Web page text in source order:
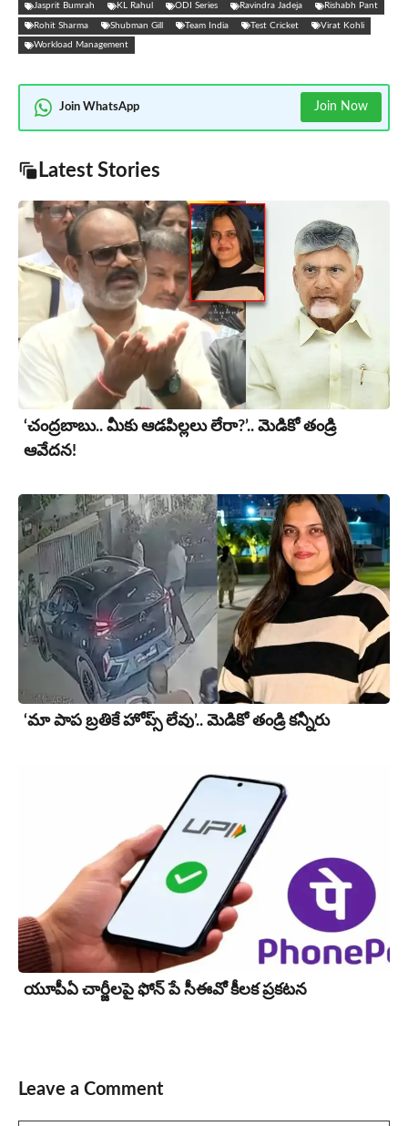
Jasprit Bumrah KL Rahul ODI Series Ravindra Jadeja Rishabh Pant
Rohit Sharma Shubman Gill Team India Test Cricket Virat Kohli
Workload Management
Join WhatsApp Join Now
Latest Stories
‘చంద్రబాబు.. మీకు ఆడపిల్లలు లేరా?’.. మెడికో తండ్రి
ఆవేదన!
‘మా పాప బ్రతికే హోప్స్ లేవు’.. మెడికో తండ్రి కన్నీరు
యూపీఏ చార్జీల‌పై ఫోన్ పే సీఈవో కీల‌క ప్ర‌క‌ట‌న‌
Leave a Comment